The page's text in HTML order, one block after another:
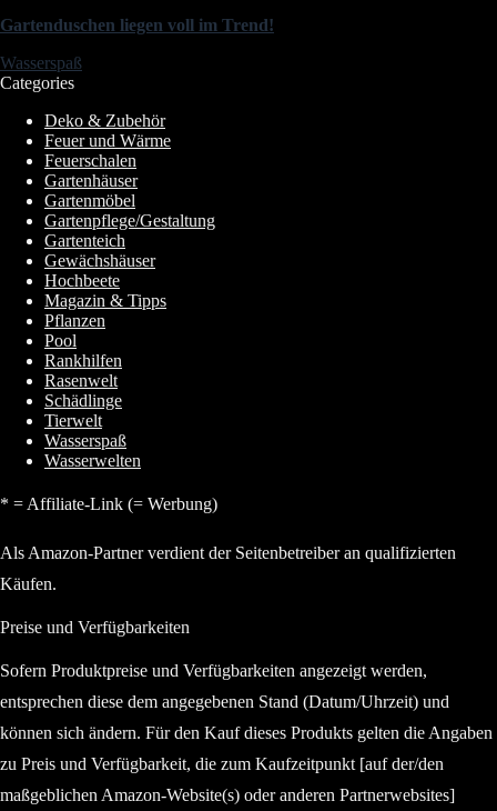
Gartenduschen liegen voll im Trend!
Wasserspaß
Categories
Deko & Zubehör
Feuer und Wärme
Feuerschalen
Gartenhäuser
Gartenmöbel
Gartenpflege/Gestaltung
Gartenteich
Gewächshäuser
Hochbeete
Magazin & Tipps
Pflanzen
Pool
Rankhilfen
Rasenwelt
Schädlinge
Tierwelt
Wasserspaß
Wasserwelten
* = Affiliate-Link (= Werbung)
Als Amazon-Partner verdient der Seitenbetreiber an qualifizierten
Käufen.
Preise und Verfügbarkeiten
Sofern Produktpreise und Verfügbarkeiten angezeigt werden,
entsprechen diese dem angegebenen Stand (Datum/Uhrzeit) und
können sich ändern. Für den Kauf dieses Produkts gelten die Angaben
zu Preis und Verfügbarkeit, die zum Kaufzeitpunkt [auf der/den
maßgeblichen Amazon-Website(s) oder anderen Partnerwebsites]